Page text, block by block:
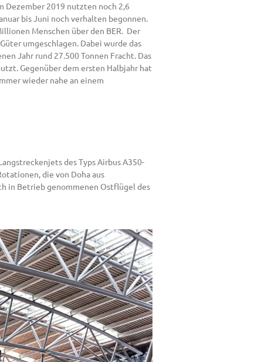
Dezember 2019 nutzten noch 2,6
bis Juni noch verhalten begonnen.
Menschen über den BER. Der
umgeschlagen. Dabei wurde das
Jahr rund 27.500 Tonnen Fracht. Das
Gegenüber dem ersten Halbjahr hat
wieder nahe an einem
des Typs Airbus A350-
die von Doha aus
in Betrieb genommenen Ostflügel des